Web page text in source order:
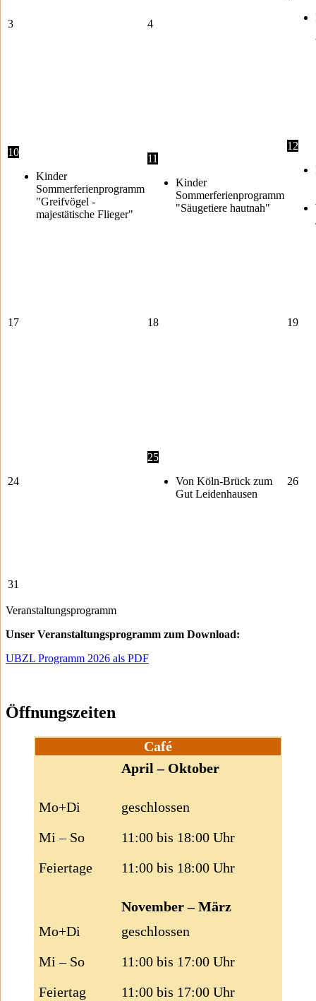
3 4
10
Kinder
Sommerferienprogramm
"Greifvögel -
majestätische Flieger"
11
Kinder
Sommerferienprogramm
"Säugetiere hautnah"
12
17 18 19
24
25
Von Köln-Brück zum
Gut Leidenhausen
26
31
Veranstaltungsprogramm
Unser Veranstaltungsprogramm zum Download:
UBZL Programm 2026 als PDF
Öffnungszeiten
Café
April – Oktober
Mo+Di
Mi – So
Feiertage
geschlossen
11:00 bis 18:00 Uhr
11:00 bis 18:00 Uhr
November – März
Mo+Di
Mi – So
Feiertag
geschlossen
11:00 bis 17:00 Uhr
11:00 bis 17:00 Uhr